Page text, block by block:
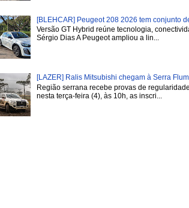
[BLEHCAR] Peugeot 208 2026 tem conjunto
Versão GT Hybrid reúne tecnologia,
Sérgio Dias A Peugeot ampliou a lin...
[LAZER] Ralis Mitsubishi chegam à Serra
Região serrana recebe provas de
nesta terça-feira (4), às 10h, as inscri...